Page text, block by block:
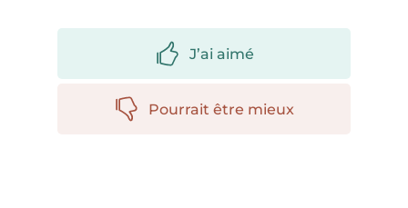
J’ai aimé
Pourrait être mieux